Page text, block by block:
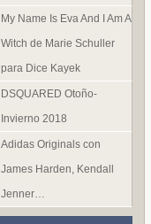
My Name Is Eva And I Am A
Witch de Marie Schuller
para Dice Kayek
DSQUARED Otoño-
Invierno 2018
Adidas Originals con
James Harden, Kendall
Jenner…